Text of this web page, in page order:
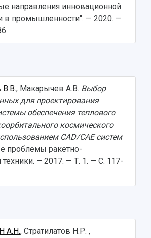
направления инновационной
в промышленности". — 2020. —
В.В., Макарычев А.В. Выбор
для проектирования
обеспечения теплового
космического
CAD/CAE систем
проблемы ракетно-
— 2017. — Т. 1. — С. 117-
А.Н., Стратилатов Н.Р. ,